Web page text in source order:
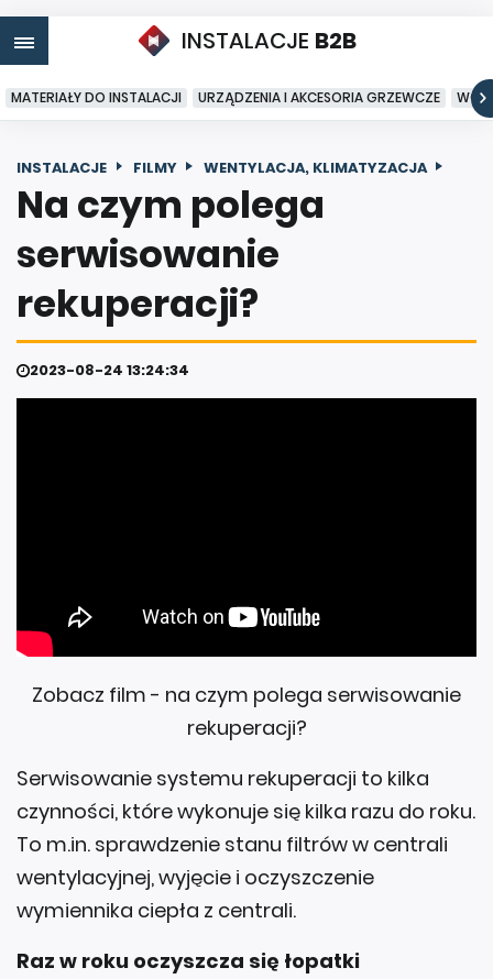
INSTALACJE B2B
MATERIAŁY DO INSTALACJI URZĄDZENIA I AKCESORIA GRZEWCZE
INSTALACJE FILMY WENTYLACJA, KLIMATYZACJA
Na czym polega
serwisowanie
rekuperacji?
2023-08-24 13:24:34
Zobacz film - na czym polega serwisowanie
rekuperacji?
Serwisowanie systemu rekuperacji to kilka
czynności, które wykonuje się kilka razu do roku.
To m.in. sprawdzenie stanu filtrów w centrali
wentylacyjnej, wyjęcie i oczyszczenie
wymiennika ciepła z centrali.
Raz w roku oczyszcza się łopatki